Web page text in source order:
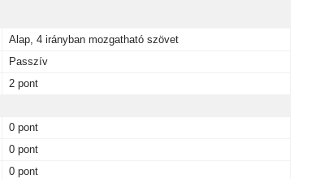
Alap, 4 irányban mozgatható szövet
Passzív
2 pont
0 pont
0 pont
0 pont